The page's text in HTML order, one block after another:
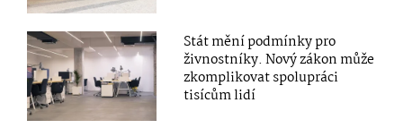
Stát mění podmínky pro
živnostníky. Nový zákon může
zkomplikovat spolupráci
tisícům lidí